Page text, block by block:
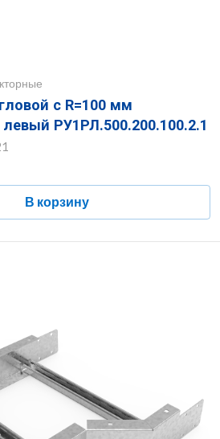
R=100 мм
редукторный левый РУ1РЛ.500.200.100.2.1
В корзину